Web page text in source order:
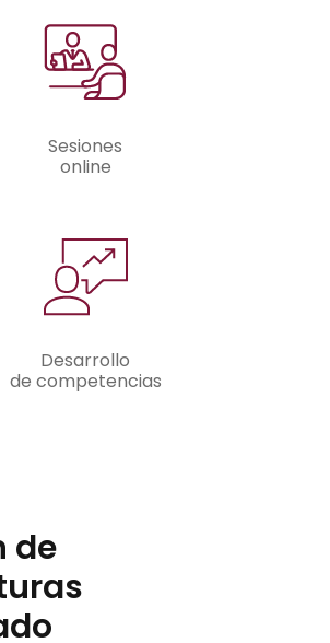
Sesiones
online
Desarrollo
de competencias
de